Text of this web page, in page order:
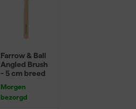
Farrow & Ball
Angled Brush
- 5 cm breed
Morgen
bezorgd